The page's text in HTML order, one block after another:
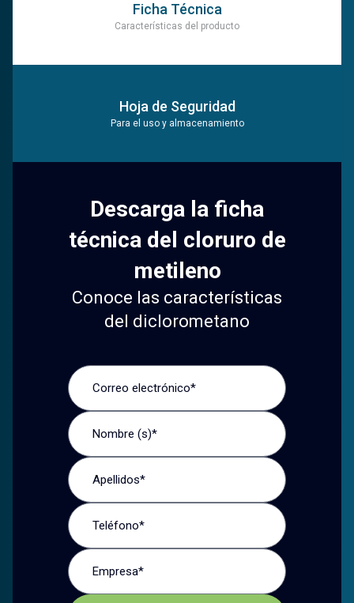
Ficha Técnica
Características del producto
Hoja de Seguridad
Para el uso y almacenamiento
Descarga la ficha
técnica del cloruro de
metileno
Conoce las características
del diclorometano